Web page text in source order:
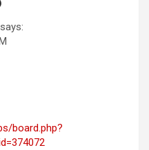
says:
board.php?